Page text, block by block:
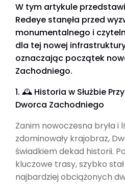
W tym artykule
Redeye stanęła przed
monumentalnego i
dla tej nowej
oznaczając początek
Zachodniego.
1. 🕰️ Historia w Służbie
Dworca Zachodniego
Zanim nowoczesna bryła i
zdominowały krajobraz,
świadkiem dekad historii.
kluczowe trasy, szybko
najbardziej obciążonych